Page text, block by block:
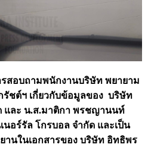
รสอบถามพนักงานบริษัท พยายาม
รัชต์ฯ เกี่ยวกับข้อมูลของ บริษัท
และ น.ส.มาติกา พรชญานนท์
นอร์รัล โกรบอล จำกัด และเป็น
านในเอกสารของ บริษัท อิทธิพร